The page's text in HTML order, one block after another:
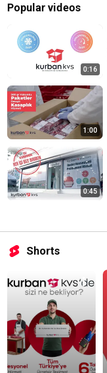
Popular videos
0:16
1:00
0:45
Shorts